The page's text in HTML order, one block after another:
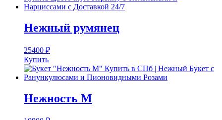
Нежный румянец
25400 ₽
Купить
Нежность М